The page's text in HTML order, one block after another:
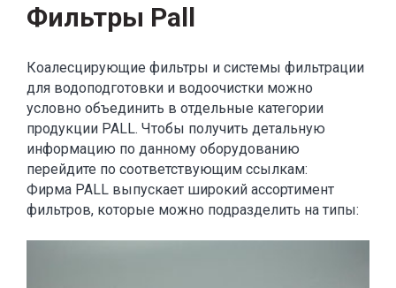
Фильтры Pall
Коалесцирующие фильтры и системы фильтрации
для водоподготовки и водоочистки можно
условно объединить в отдельные категории
продукции PALL. Чтобы получить детальную
информацию по данному оборудованию
перейдите по соответствующим ссылкам:
Фирма PALL выпускает широкий ассортимент
фильтров, которые можно подразделить на типы: